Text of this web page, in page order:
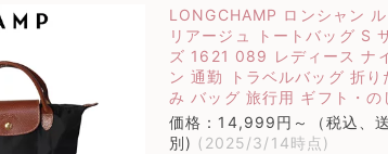
LONGCHAMP ロンシャン
リアージュ トートバッグ S
ズ 1621 089 レディース ナ
ン 通勤 トラベルバッグ 折り
み バッグ 旅行用 ギフト・の
価格：14,999円～（税込、
別) (2025/3/14時点)